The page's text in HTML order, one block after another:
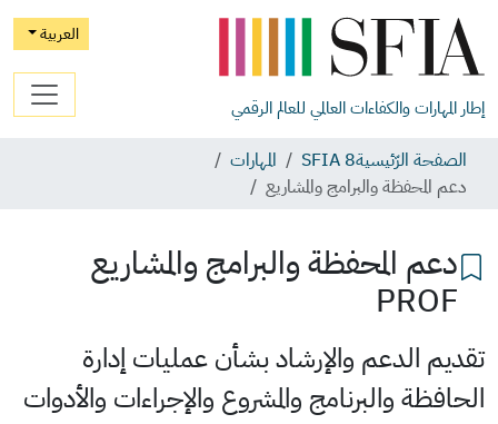
العربية
إطار المهارات والكفاءات العالمي للعالم الرقمي
الصفحة الرّئيسيةSFIA 8
المهارات
دعم المحفظة والبرامج والمشاريع
دعم المحفظة والبرامج والمشاريع
PROF
تقديم الدعم والإرشاد بشأن عمليات إدارة
الحافظة والبرنامج والمشروع والإجراءات والأدوات